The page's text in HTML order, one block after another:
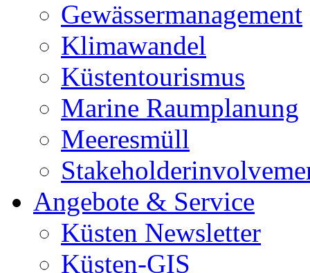
Gewässermanagement
Klimawandel
Küstentourismus
Marine Raumplanung
Meeresmüll
Angebote & Service
Küsten Newsletter
Küsten-GIS